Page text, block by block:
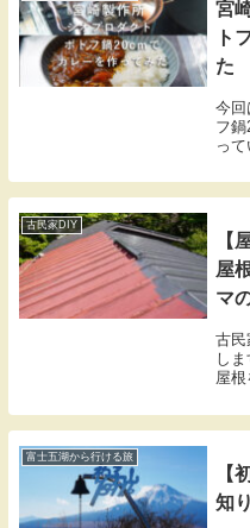
宮
ト
た
今
フ
っ
古民家DIY
【
屋
マ
ク
古民
し
屋
力サ
も綺
富士五湖から行ける旅
【
知